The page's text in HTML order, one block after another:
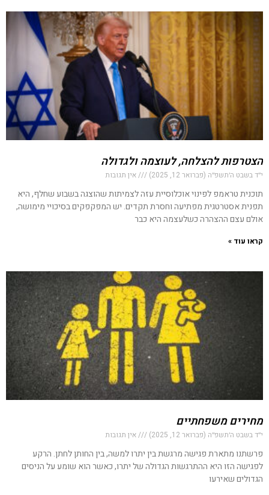
הצטרפות להצלחה, לעוצמה ולגדולה
י״ד בשבט ה׳תשפ״ה (פברואר 12, 2025) אין תגובות
תוכנית טראמפ לפינוי אוכלוסיית עזה לצמיתות שהוצגה בשבוע שחלף, היא
תפנית אסטרטגית מפתיעה וחסרת תקדים. יש המפקפקים בסיכויי מימושה,
אולם עצם ההצהרה כשלעצמה היא כבר
קראו עוד »
מחירים משפחתיים
י״ד בשבט ה׳תשפ״ה (פברואר 12, 2025) אין תגובות
פרשתנו מתארת פגישה מרגשת בין יתרו למשה, בין החותן לחתן. הרקע
לפגישה הזו היא ההתרגשות הגדולה של יתרו, כאשר הוא שומע על הניסים
הגדולים שאירעו